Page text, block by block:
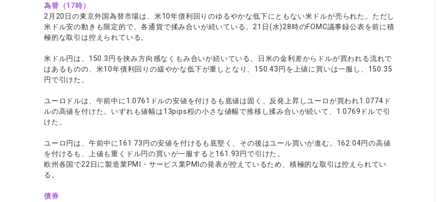
為替（17時）
2月20日の東京外国為替市場は、米10年債利回りのゆるやかな低下にともない米ドルが売られた。ただし
米ドル安の動きも限定的で、各通貨で揉み合いが続いている。21日(水)28時のFOMC議事録公表を前に積
極的な取引は控えられている。
米ドル円は、150.3円を挟み方向感なくもみ合いが続いている。日米の金利差からドルが買われる流れで
はあるものの、米10年債利回りの緩やかな低下が重しとなり、150.43円を上値に買いは一服し、150.35
円で引けた。
ユーロドルは、午前中に1.0761ドルの安値を付けるも底値は固く、反発上昇しユーロが買われ1.0774ド
ルの高値を付けた。いずれも値幅は13pips程の小さな値幅で推移し揉み合いが続いて、1.0769ドルで引
けた。
ユーロ円は、午前中に161.73円の安値を付けるも底堅く、その後はユール買いが進む。162.04円の高値
を付けるも、上値も重くドル円の買いが一服すると161.93円で引けた。
欧州各国で22日に製造業PMI・サービス業PMIの発表が控えているため、積極的な取引は控えられてい
る。
債券